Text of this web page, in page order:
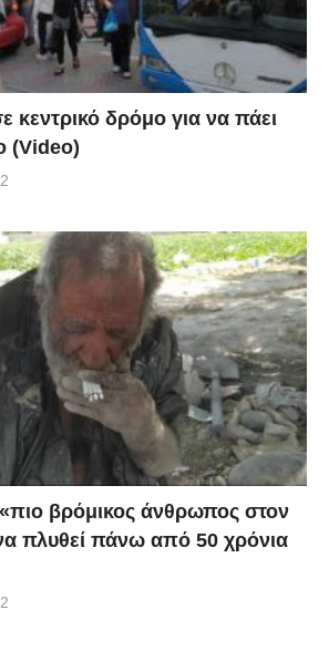
κεντρικό δρόμο για να πάει
(Video)
βρόμικος άνθρωπος στον
πλυθεί πάνω από 50 χρόνια